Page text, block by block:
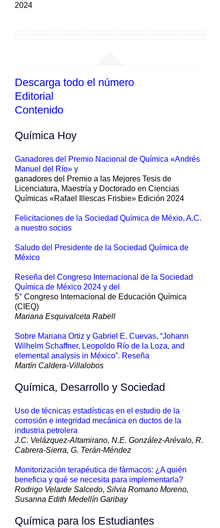
2024
Descarga todo el número
Editorial
Contenido
Química Hoy
Ganadores del Premio Nacional de Química «Andrés
Manuel del Río» y
ganadores del Premio a las Mejores Tesis de
Licenciatura, Maestría y Doctorado en Ciencias
Químicas «Rafael Illescas Frisbie» Edición 2024
Felicitaciones de la Sociedad Química de Méxio, A.C.
a nuestro socios
Saludo del Presidente de la Sociedad Química de
México
Reseña del Congreso Internacional de la Sociedad
Química de México 2024 y del
5° Congreso Internacional de Educación Química
(CIEQ)
Mariana Esquivalceta Rabell
Sobre Mariana Ortiz y Gabriel E. Cuevas, “Johann
Wilhelm Schaffner, Leopoldo Río de la Loza, and
elemental analysis in México”. Reseña
Martín Caldera-Villalobos
Química, Desarrollo y Sociedad
Uso de técnicas estadísticas en el estudio de la
corrosión e integridad mecánica en ductos de la
industria petrolera
J.C. Velázquez-Altamirano, N.E. González-Arévalo, R.
Cabrera-Sierra, G. Terán-Méndez
Monitorización terapéutica de fármacos: ¿A quién
beneficia y qué se necesita para implementarla?
Rodrigo Velarde Salcedo, Silvia Romano Moreno,
Susanna Edith Medellín Garibay
Química para los Estudiantes